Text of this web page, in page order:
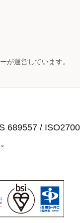
が運営しています。
689557 /